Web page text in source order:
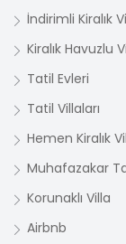
İndirimli Kiralık
Kiralık Havuzlu
Tatil Evleri
Tatil Villaları
Hemen Kiralık
Muhafazakar
Korunaklı Villa
Airbnb